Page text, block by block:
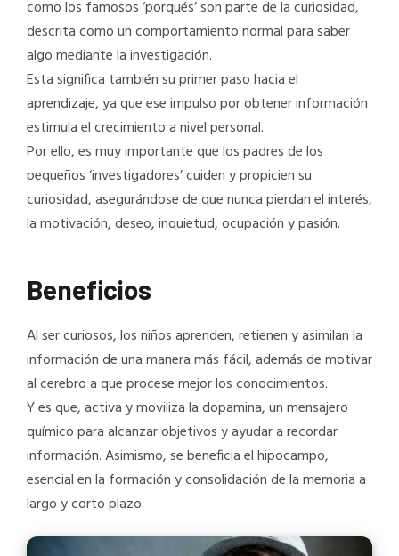
como los famosos ‘porqués’ son parte de la curiosidad,
descrita como un comportamiento normal para saber
algo mediante la investigación.
Esta significa también su primer paso hacia el
aprendizaje, ya que ese impulso por obtener información
estimula el crecimiento a nivel personal.
Por ello, es muy importante que los padres de los
pequeños ‘investigadores’ cuiden y propicien su
curiosidad, asegurándose de que nunca pierdan el interés,
la motivación, deseo, inquietud, ocupación y pasión.
Beneficios
Al ser curiosos, los niños aprenden, retienen y asimilan la
información de una manera más fácil, además de motivar
al cerebro a que procese mejor los conocimientos.
Y es que, activa y moviliza la dopamina, un mensajero
químico para alcanzar objetivos y ayudar a recordar
información. Asimismo, se beneficia el hipocampo,
esencial en la formación y consolidación de la memoria a
largo y corto plazo.